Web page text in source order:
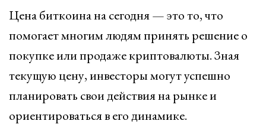
Цена биткоина на сегодня — это то, что
помогает многим людям принять решение о
покупке или продаже криптовалюты. Зная
текущую цену, инвесторы могут успешно
планировать свои действия на рынке и
ориентироваться в его динамике.